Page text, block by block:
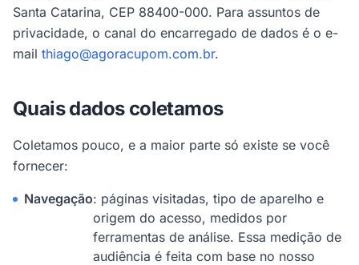
Santa Catarina, CEP 88400-000. Para assuntos de
privacidade, o canal do encarregado de dados é o e-
mail thiago@agoracupom.com.br.
Quais dados coletamos
Coletamos pouco, e a maior parte só existe se você
fornecer:
Navegação: páginas visitadas, tipo de aparelho e
origem do acesso, medidos por
ferramentas de análise. Essa medição de
audiência é feita com base no nosso